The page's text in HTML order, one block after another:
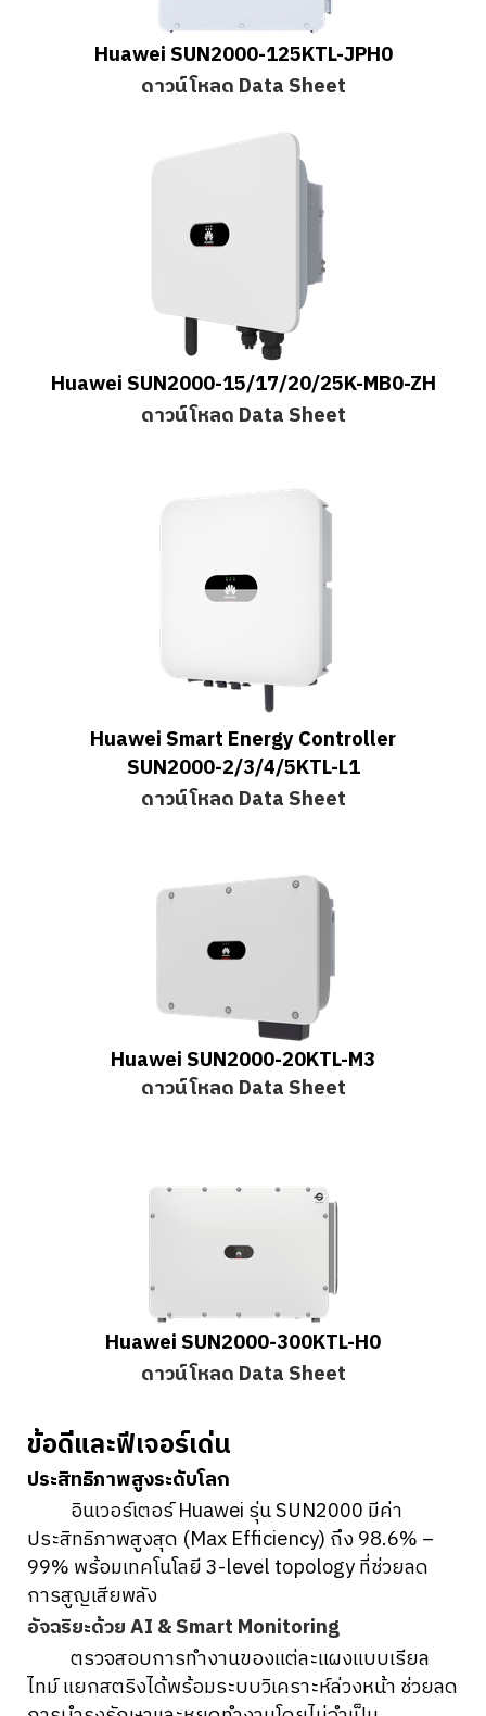
Huawei SUN2000-125KTL-JPH0
ดาวน์โหลด Data Sheet
Huawei SUN2000-15/17/20/25K-MB0-ZH
ดาวน์โหลด Data Sheet
Huawei Smart Energy Controller
SUN2000-2/3/4/5KTL-L1
ดาวน์โหลด Data Sheet
Huawei SUN2000-20KTL-M3
ดาวน์โหลด Data Sheet
Huawei SUN2000-300KTL-H0
ดาวน์โหลด Data Sheet
ข้อดีและฟีเจอร์เด่น
ประสิทธิภาพสูงระดับโลก
อินเวอร์เตอร์ Huawei รุ่น SUN2000 มีค่า
ประสิทธิภาพสูงสุด (Max Efficiency) ถึง 98.6% –
99% พร้อมเทคโนโลยี 3-level topology ที่ช่วยลด
การสูญเสียพลัง
อัจฉริยะด้วย AI & Smart Monitoring
ตรวจสอบการทำงานของแต่ละแผงแบบเรียล
ไทม์ แยกสตริงได้พร้อมระบบวิเคราะห์ล่วงหน้า ช่วยลด